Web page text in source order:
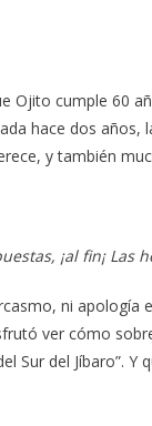
Ojito cumple 60
hace dos años,
y también
¡al fin¡ Las
ni apología
ver cómo
Sur del Jíbaro”.